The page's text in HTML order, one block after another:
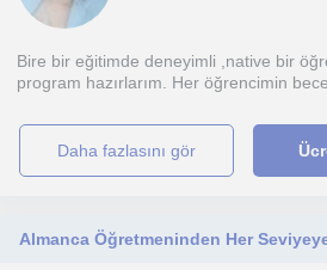
Bire bir eğitimde deneyimli ,native bir
program hazırlarım. Her öğrencimin
daha fazlasını gör